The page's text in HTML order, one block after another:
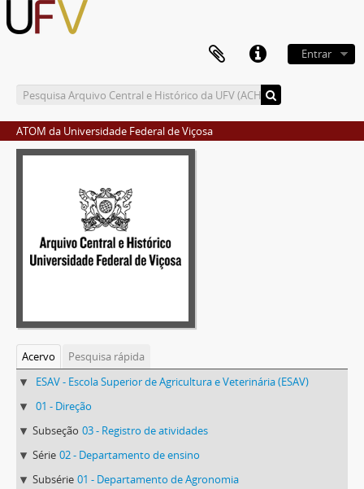
Entrar
ATOM da Universidade Federal de Viçosa
Acervo
Pesquisa rápida
ESAV - Escola Superior de Agricultura e Veterinária (ESAV)
01 - Direção
Subseção 03 - Registro de atividades
Série 02 - Departamento de ensino
Subsérie 01 - Departamento de Agronomia